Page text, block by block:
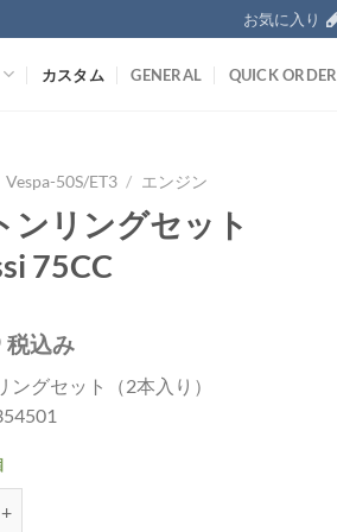
お気に入り
カスタム GENERAL QUICK ORDER
Vespa-50S/ET3 / エンジン
ンリングセット
75CC
税込み
ングセット（2本入り）